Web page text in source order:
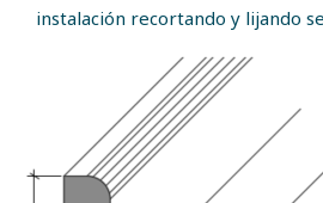
instalación recortando y lijando